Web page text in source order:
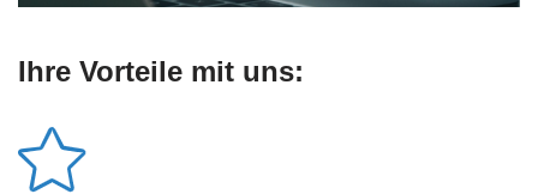
Ihre Vorteile mit uns: